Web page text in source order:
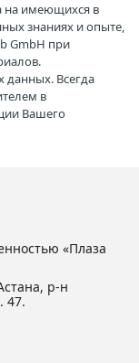
на имеющихся в
знаниях и опыте,
GmbH при
данных. Всегда
в
Вашего
«Плаза
р-н
47.